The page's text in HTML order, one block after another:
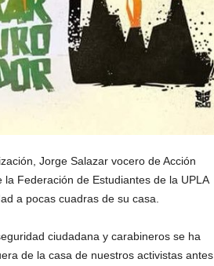
Jorge Salazar vocero de Acción
Federación de Estudiantes de la UPLA
a pocas cuadras de su casa.
ciudadana y carabineros se ha
de la casa de nuestros activistas antes